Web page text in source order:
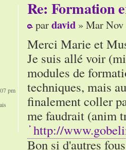
Re: Formation
pardavid » Mar Nov
Merci Marie et
Je suis allé voir
modules de
techniques, mais
finalement coller
me faudrait (anim
http://
Bon si d'autres
pm